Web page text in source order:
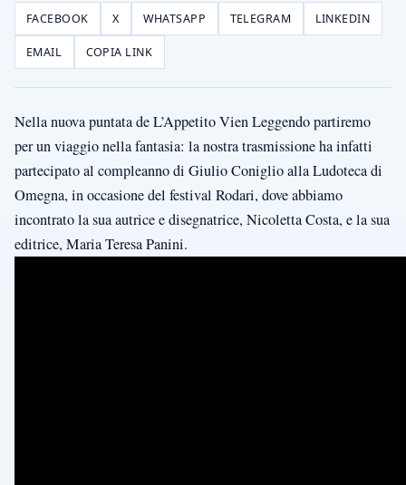
FACEBOOK X WHATSAPP TELEGRAM LINKEDIN
EMAIL COPIA LINK
Nella nuova puntata de L’Appetito Vien Leggendo partiremo
per un viaggio nella fantasia: la nostra trasmissione ha infatti
partecipato al compleanno di Giulio Coniglio alla Ludoteca di
Omegna, in occasione del festival Rodari, dove abbiamo
incontrato la sua autrice e disegnatrice, Nicoletta Costa, e la sua
editrice, Maria Teresa Panini.